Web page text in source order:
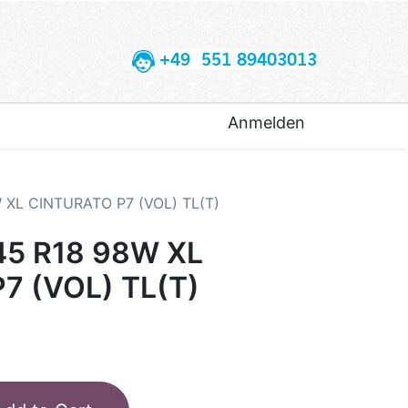
+49 551 89403013
Anmelden
CINTURATO P7 (VOL) TL(T)
R18 98W XL
(VOL) TL(T)